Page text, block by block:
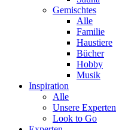
Gemischtes
Alle
Familie
Haustiere
Bücher
Hobby
Musik
Inspiration
Alle
Unsere Experten
Look to Go